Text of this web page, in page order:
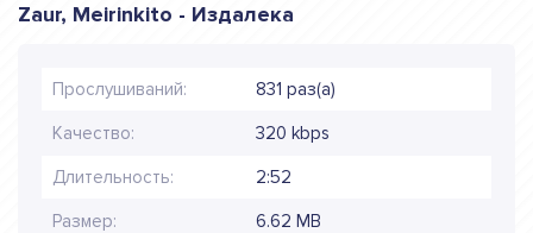
Zaur, Meirinkito - Издалека
Прослушиваний: 831 раз(а)
Качество: 320 kbps
Длительность: 2:52
Размер: 6.62 MB